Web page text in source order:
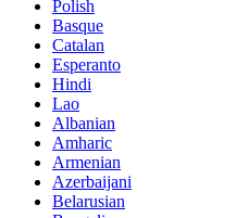
Polish
Basque
Catalan
Esperanto
Hindi
Lao
Albanian
Amharic
Armenian
Azerbaijani
Belarusian